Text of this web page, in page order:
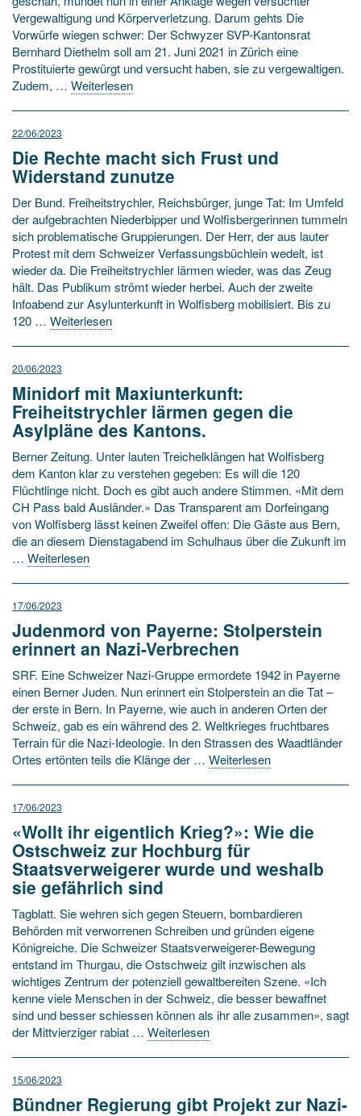
Vergewaltigung und Körperverletzung. Darum gehts Die
Vorwürfe wiegen schwer: Der Schwyzer SVP-Kantonsrat
Bernhard Diethelm soll am 21. Juni 2021 in Zürich eine
Prostituierte gewürgt und versucht haben, sie zu vergewaltigen.
Zudem, … Weiterlesen
22/06/2023
Die Rechte macht sich Frust und
Widerstand zunutze
Der Bund. Freiheitstrychler, Reichsbürger, junge Tat: Im Umfeld
der aufgebrachten Niederbipper und Wolfisbergerinnen tummeln
sich problematische Gruppierungen. Der Herr, der aus lauter
Protest mit dem Schweizer Verfassungsbüchlein wedelt, ist
wieder da. Die Freiheitstrychler lärmen wieder, was das Zeug
hält. Das Publikum strömt wieder herbei. Auch der zweite
Infoabend zur Asylunterkunft in Wolfisberg mobilisiert. Bis zu
120 … Weiterlesen
20/06/2023
Minidorf mit Maxiunterkunft:
Freiheitstrychler lärmen gegen die
Asylpläne des Kantons.
Berner Zeitung. Unter lauten Treichelklängen hat Wolfisberg
dem Kanton klar zu verstehen gegeben: Es will die 120
Flüchtlinge nicht. Doch es gibt auch andere Stimmen. «Mit dem
CH Pass bald Ausländer.» Das Transparent am Dorfeingang
von Wolfisberg lässt keinen Zweifel offen: Die Gäste aus Bern,
die an diesem Dienstagabend im Schulhaus über die Zukunft im
… Weiterlesen
17/06/2023
Judenmord von Payerne: Stolperstein
erinnert an Nazi-Verbrechen
SRF. Eine Schweizer Nazi-Gruppe ermordete 1942 in Payerne
einen Berner Juden. Nun erinnert ein Stolperstein an die Tat –
der erste in Bern. In Payerne, wie auch in anderen Orten der
Schweiz, gab es ein während des 2. Weltkrieges fruchtbares
Terrain für die Nazi-Ideologie. In den Strassen des Waadtländer
Ortes ertönten teils die Klänge der … Weiterlesen
17/06/2023
«Wollt ihr eigentlich Krieg?»: Wie die
Ostschweiz zur Hochburg für
Staatsverweigerer wurde und weshalb
sie gefährlich sind
Tagblatt. Sie wehren sich gegen Steuern, bombardieren
Behörden mit verworrenen Schreiben und gründen eigene
Königreiche. Die Schweizer Staatsverweigerer-Bewegung
entstand im Thurgau, die Ostschweiz gilt inzwischen als
wichtiges Zentrum der potenziell gewaltbereiten Szene. «Ich
kenne viele Menschen in der Schweiz, die besser bewaffnet
sind und besser schiessen können als ihr alle zusammen», sagt
der Mittvierziger rabiat … Weiterlesen
15/06/2023
Bündner Regierung gibt Projekt zur Nazi-